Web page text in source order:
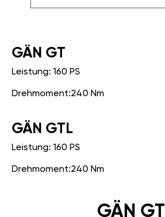
GÄN GT
Leistung: 160 PS
Drehmoment:240 Nm
GÄN GTL
Leistung: 160 PS
Drehmoment:240 Nm
GÄN GT